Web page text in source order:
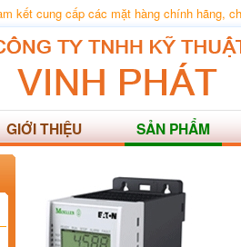
kết cung cấp các mặt hàng chính hãng,
GIỚI THIỆU SẢN PHẨM